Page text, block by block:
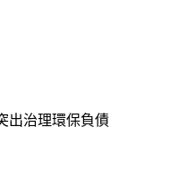
出治理環保負債